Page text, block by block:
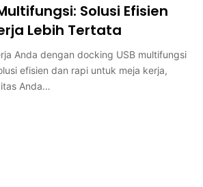
Solusi Efisien
Lebih Tertata
Anda dengan docking USB multifungsi
efisien dan rapi untuk meja kerja,
Anda…